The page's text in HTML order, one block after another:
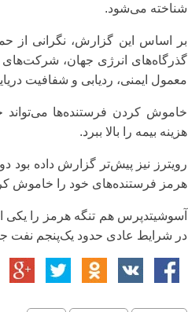
شناخته می‌شود.
بر اساس این گزارش، نگرانی از
گذرگاه‌های انرژی جهان، شرکت‌های
معمول ایمنی، ردیابی و شفافیت
خاموش کردن فرستنده‌ها می‌تواند
هزینه بیمه را بالا ببرد.
رویترز نیز پیش‌تر گزارش داده
هرمز فرستنده‌های خود را خاموش
آسوشیتدپرس هم تنگه هرمز را
در شرایط عادی حدود یک‌پنجم نفت